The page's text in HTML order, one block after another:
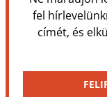
fel
címét, és